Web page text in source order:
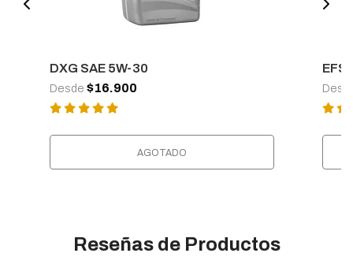
DXG SAE 5W-30
Desde $16.900
AGOTADO
EFS
Reseñas de Productos